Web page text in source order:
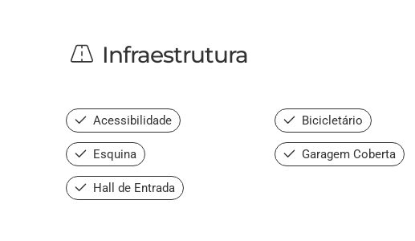
Infraestrutura
Acessibilidade Bicicletário
Esquina Garagem Coberta
Hall de Entrada